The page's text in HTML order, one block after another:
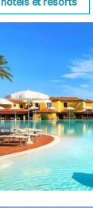
hôtels et resorts